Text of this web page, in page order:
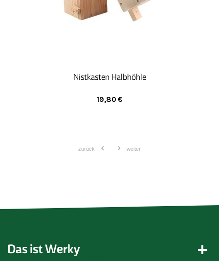
Nistkasten Halbhöhle
19,80 €
zurück weiter
Das ist Werky